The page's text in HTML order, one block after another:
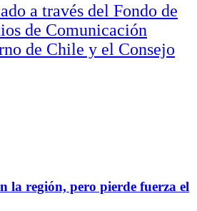
a través del Fondo de
de Comunicación
de Chile y el Consejo
la región, pero pierde fuerza el